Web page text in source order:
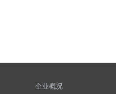
企业概况